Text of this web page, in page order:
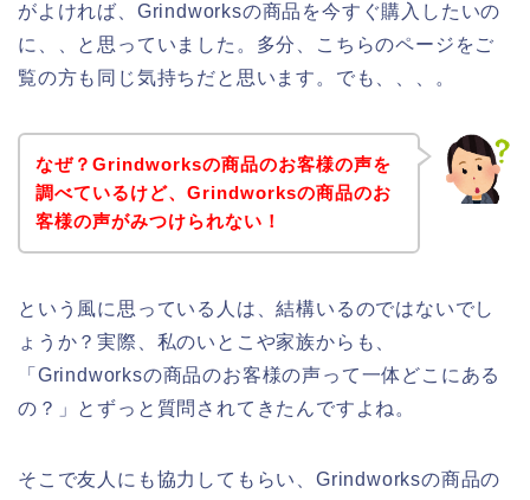
がよければ、Grindworksの商品を今すぐ購入したいの
に、、と思っていました。多分、こちらのページをご
覧の方も同じ気持ちだと思います。でも、、、。
なぜ？Grindworksの商品のお客様の声を
調べているけど、Grindworksの商品のお
客様の声がみつけられない！
という風に思っている人は、結構いるのではないでし
ょうか？実際、私のいとこや家族からも、
「Grindworksの商品のお客様の声って一体どこにある
の？」とずっと質問されてきたんですよね。
そこで友人にも協力してもらい、Grindworksの商品の